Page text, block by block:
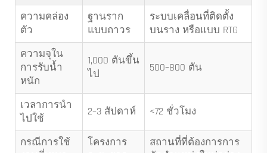
ความคล่อง
ตัว
ฐานราก
แบบถาวร
ระบบเคลื่อนที่ติดตั้ง
บนราง หรือแบบ RTG
ความจุใน
การรับน้ำ
หนัก
1,000 ตันขึ้น
ไป
500–800 ตัน
เวลาการนำ
ไปใช้
2–3 สัปดาห์ <72 ชั่วโมง
กรณีการใช้
โครงการ
สถานที่ที่ต้องการการ